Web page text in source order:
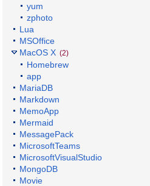
yum
zphoto
Lua
MSOffice
MacOS X (2)
Homebrew
app
MariaDB
Markdown
MemoApp
Mermaid
MessagePack
MicrosoftTeams
MicrosoftVisualStudio
MongoDB
Movie